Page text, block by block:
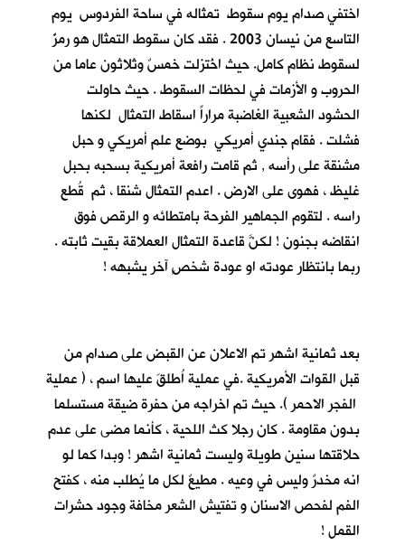
اختفي صدام يوم سقوط تمثاله في ساحة الفردوس يوم
التاسع من نيسان 2003 . فقد كان سقوط التمثال هو رمزٌ
لسقوط نظام كامل. حيث اخُتزلت خمسٌ وثلاثون عاما من
الحروب و الأزمات في لحظات السقوط . حيث حاولت
الحشود الشعبية الغاضبة مراراً اسقاط التمثال لكنها
فشلت . فقام جندي أمريكي بوضع علم أمريكي و حبل
مشنقة على رأسه , ثم قامت رافعة أمريكية بسحبه بحبل
غليظ ، فهوى على الارض . اعدم التمثال شنقا ، ثم قُطع
راسه . لتقوم الجماهير الفرحة بامتطائه و الرقص فوق
انقاضه بجنون ! لكنَّ قاعدة التمثال العملاقة بقيت ثابته .
ربما بانتظار عودته او عودة شخصٍ آخر يشبهه !
بعد ثمانية اشهر تم الاعلان عن القبض على صدام من
قبل القوات الأمريكية .في عملية اُطلقَ عليها اسم ، ( عملية
الفجر الاحمر ). حيث تم اخراجه من حفرة ضيقة مستسلما
بدون مقاومة . كان رجلا كث اللحية ، كأنما مضى على عدم
حلاقتها سنين طويلة وليست ثمانية اشهر ! وبدا كما لو
انه مخدرٌ وليس في وعيه . مطيعٌ لكل ما يُطلب منه ، كفتح
الفم لفحص الاسنان و تفتيش الشعر مخافة وجود حشرات
القمل !